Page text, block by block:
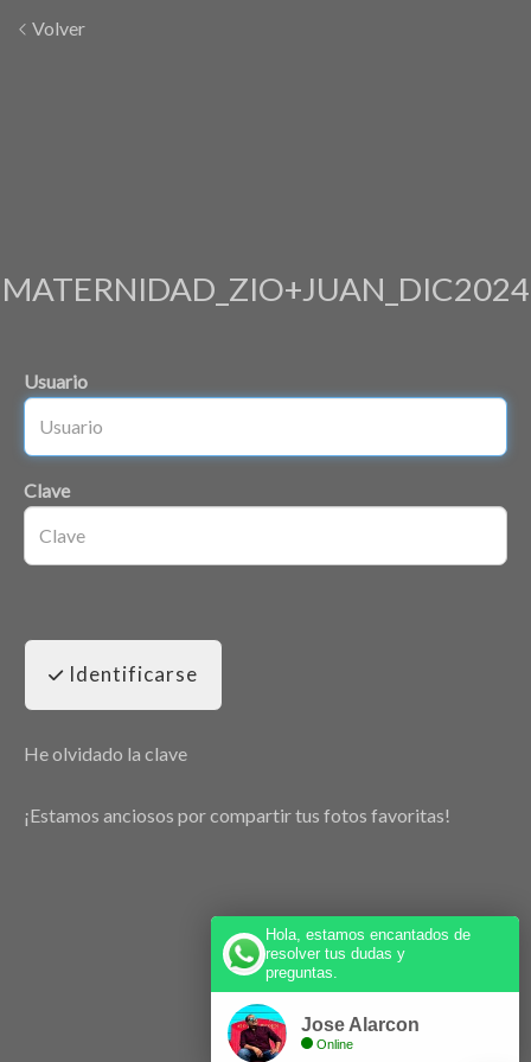
Volver
MATERNIDAD_ZIO+JUAN_DIC2024
Usuario
Clave
Identificarse
He olvidado la clave
¡Estamos anciosos por compartir tus fotos favoritas!
Hola, estamos encantados de
resolver tus dudas y
preguntas.
Jose Alarcon
Online